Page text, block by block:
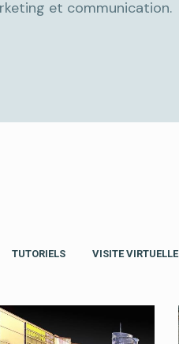
et communication.
TUTORIELS VISITE VIRTUELLE